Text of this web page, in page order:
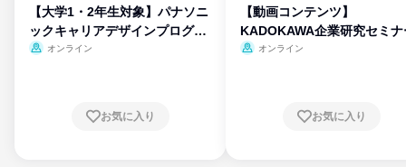
【大学1・2年生対象】パナソニ
ックキャリアデザインプログラ
ム
オンライン
お気に入り
【動画コンテンツ】
KADOKAWA企業研究セミナ
オンライン
お気に入り